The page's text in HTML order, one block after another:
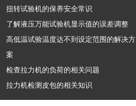
扭转试验机的保养安全常识
了解液压万能试验机显示值的误差调整
高低温试验温度达不到设定范围的解决方
案
检查拉力机的负荷的相关问题
拉力机检测皮包的相关知识